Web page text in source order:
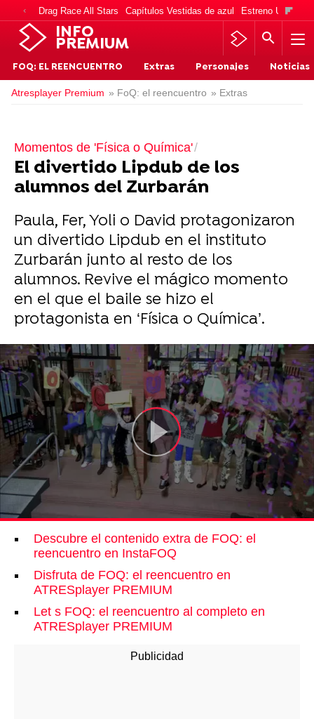
Drag Race All Stars Capítulos Vestidas de azul Estreno Una
INFO
PREMIUM
FOQ: EL REENCUENTRO Extras Personajes Noticias
Atresplayer Premium » FoQ: el reencuentro » Extras
Momentos de 'Física o Química'
El divertido Lipdub de los
alumnos del Zurbarán
Paula, Fer, Yoli o David protagonizaron
un divertido Lipdub en el instituto
Zurbarán junto al resto de los
alumnos. Revive el mágico momento
en el que el baile se hizo el
protagonista en ‘Física o Química’.
Descubre el contenido extra de FOQ: el
reencuentro en InstaFOQ
Disfruta de FOQ: el reencuentro en
ATRESplayer PREMIUM
Let s FOQ: el reencuentro al completo en
ATRESplayer PREMIUM